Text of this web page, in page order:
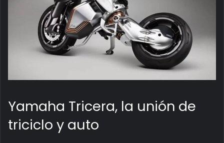
Yamaha Tricera, la unión de
triciclo y auto